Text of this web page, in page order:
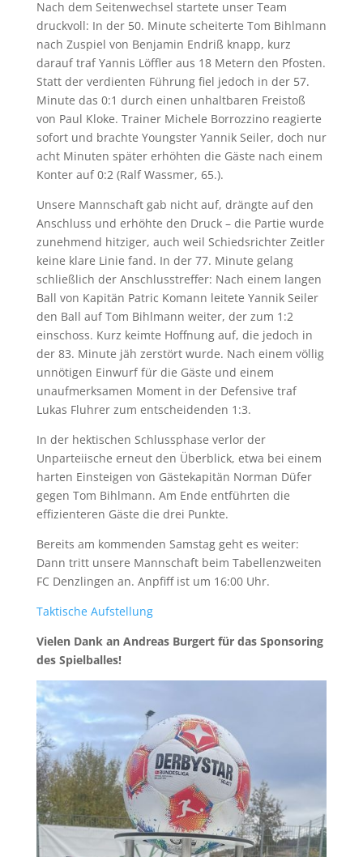
Nach dem Seitenwechsel startete unser Team
druckvoll: In der 50. Minute scheiterte Tom Bihlmann
nach Zuspiel von Benjamin Endriß knapp, kurz
darauf traf Yannis Löffler aus 18 Metern den Pfosten.
Statt der verdienten Führung fiel jedoch in der 57.
Minute das 0:1 durch einen unhaltbaren Freistoß
von Paul Kloke. Trainer Michele Borrozzino reagierte
sofort und brachte Youngster Yannik Seiler, doch nur
acht Minuten später erhöhten die Gäste nach einem
Konter auf 0:2 (Ralf Wassmer, 65.).
Unsere Mannschaft gab nicht auf, drängte auf den
Anschluss und erhöhte den Druck – die Partie wurde
zunehmend hitziger, auch weil Schiedsrichter Zeitler
keine klare Linie fand. In der 77. Minute gelang
schließlich der Anschlusstreffer: Nach einem langen
Ball von Kapitän Patric Komann leitete Yannik Seiler
den Ball auf Tom Bihlmann weiter, der zum 1:2
einschoss. Kurz keimte Hoffnung auf, die jedoch in
der 83. Minute jäh zerstört wurde. Nach einem völlig
unnötigen Einwurf für die Gäste und einem
unaufmerksamen Moment in der Defensive traf
Lukas Fluhrer zum entscheidenden 1:3.
In der hektischen Schlussphase verlor der
Unparteiische erneut den Überblick, etwa bei einem
harten Einsteigen von Gästekapitän Norman Düfer
gegen Tom Bihlmann. Am Ende entführten die
effizienteren Gäste die drei Punkte.
Bereits am kommenden Samstag geht es weiter:
Dann tritt unsere Mannschaft beim Tabellenzweiten
FC Denzlingen an. Anpfiff ist um 16:00 Uhr.
Taktische Aufstellung
Vielen Dank an Andreas Burgert für das Sponsoring
des Spielballes!